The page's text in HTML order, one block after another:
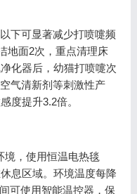
下可显著减少打喷嚏频
地面2次，重点清理床
化器后，幼猫打喷嚏次
气清新剂等刺激性产
度提升3.2倍。
，使用恒温电热毯
息区域。环境温度每降
可使用智能温控器，保